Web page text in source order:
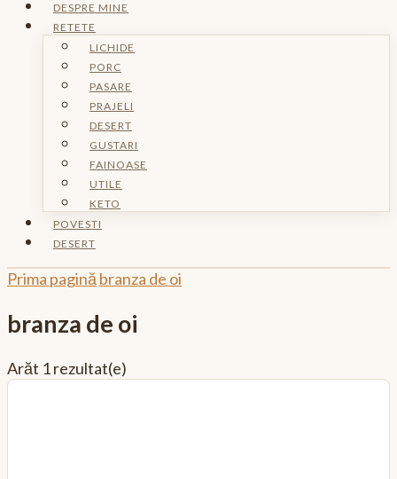
DESPRE MINE
RETETE
LICHIDE
PORC
PASARE
PRAJELI
DESERT
GUSTARI
FAINOASE
UTILE
KETO
POVESTI
DESERT
Prima pagină branza de oi
branza de oi
Arăt 1 rezultat(e)